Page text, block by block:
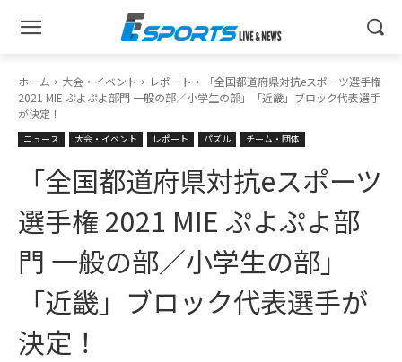
ホーム 大会・イベント レポート
「全国都道府県対抗eスポーツ選手権
2021 MIE ぷよぷよ部門 一般の部／小学生の部」「近畿」ブロック代表選手
が決定！
ニュース 大会・イベント レポート パズル チーム・団体
「全国都道府県対抗eスポーツ
選手権 2021 MIE ぷよぷよ部
門 一般の部／小学生の部」
「近畿」ブロック代表選手が
決定！